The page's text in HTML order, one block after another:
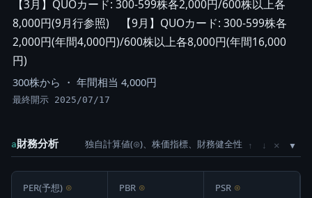
【3月】QUOカード: 300-599株各2,000円/600株以上各
8,000円(9月行参照) 【9月】QUOカード: 300-599株各
2,000円(年間4,000円)/600株以上各8,000円(年間16,000
円)
300株から ・ 年間相当 4,000円
最終開示 2025/07/17
a財務分析 独自計算値(⊙)、株価指標、財務健全性 ↑ ↓ ×
PER(予想) ⊙ PBR ⊙ PSR ⊙